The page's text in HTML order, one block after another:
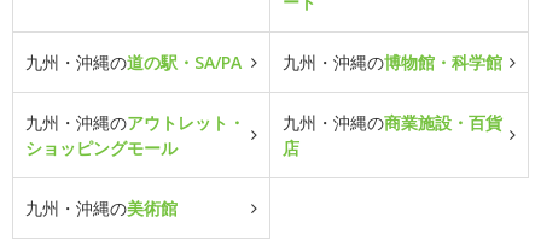
九州・沖縄の道の駅・SA/PA 九州・沖縄の博物館・科学館
九州・沖縄のアウトレット・
ショッピングモール
九州・沖縄の商業施設・百貨
店
九州・沖縄の美術館